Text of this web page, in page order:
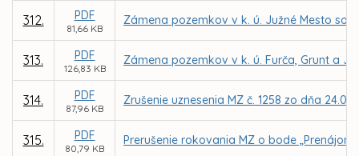
312. PDF
81,66 KB
Zámena pozemkov v k. ú. Južné Mesto so
313. PDF
126,83 KB
Zámena pozemkov v k. ú. Furča, Grunt a
314. PDF
87,96 KB
Zrušenie uznesenia MZ č. 1258 zo dňa
315. PDF
80,79 KB
Prerušenie rokovania MZ o bode